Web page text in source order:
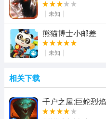
未知
熊猫博士小邮差
未知
相关下载
千户之屋:巨蛇烈焰